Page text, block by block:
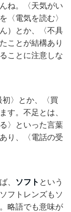
ね。〈天気がい
〈電気を読む〉
）とか、〈不具
ことが結構あり
ことに注意しな
〉とか、〈買
す。不足とは、
〉といった言葉
り、〈電話の受
、 ソフト という
フトレンズもソ
略語でも意味が